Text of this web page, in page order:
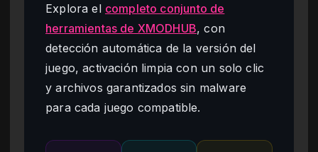
Explora el completo conjunto de
herramientas de XMODHUB, con
detección automática de la versión del
juego, activación limpia con un solo clic
y archivos garantizados sin malware
para cada juego compatible.